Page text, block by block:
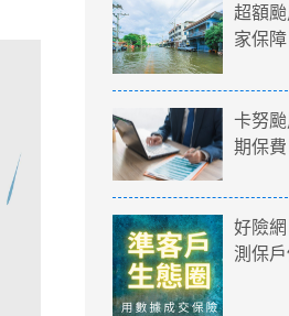
超額
家保障
卡努
期保
好險
測保